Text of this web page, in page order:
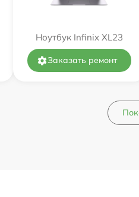
Ноутбук Infinix XL23
Заказать ремонт